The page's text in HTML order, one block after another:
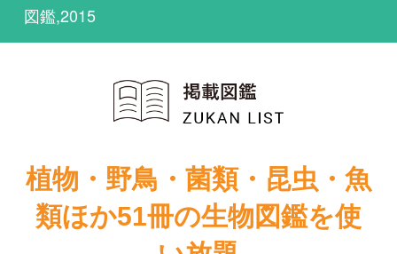
類ほか51冊の生物図鑑を使
い放題
改訂版 日本産
改訂版 日本産
セミ科図鑑